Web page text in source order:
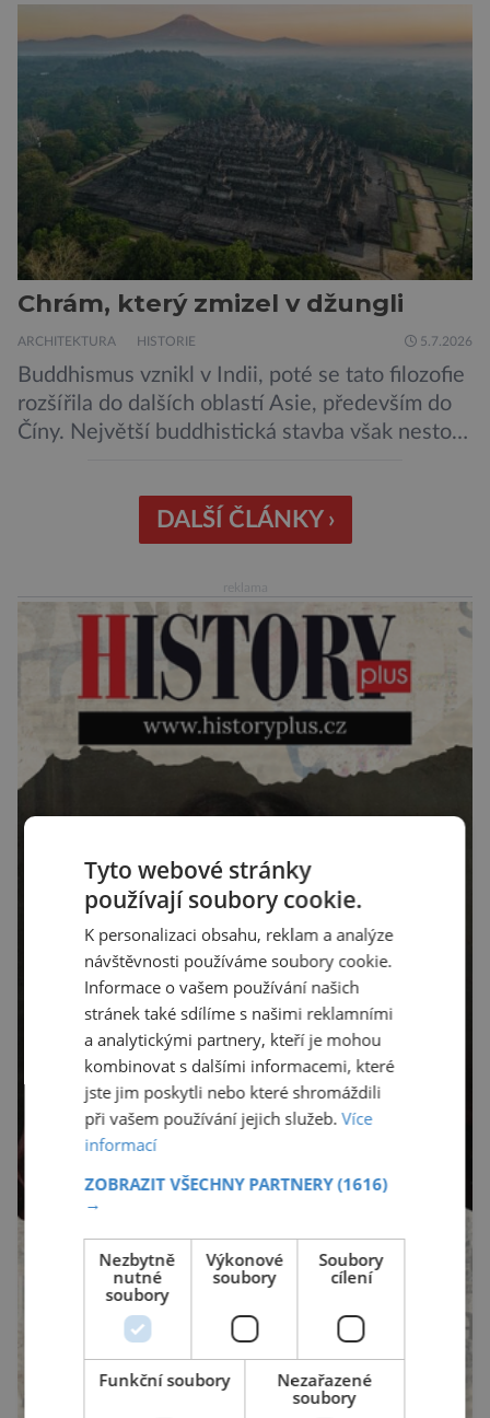
soudí z dalších, o dost mladších kruhových
mohyl, které se nacházejí v ose té starší. Na
archeologických pracích se podíleli experti ze
Západočeské univerzity v Plzni, […]
Chrám, který zmizel v džungli
ARCHITEKTURA HISTORIE 5.7.2026
Buddhismus vznikl v Indii, poté se tato filozofie
rozšířila do dalších oblastí Asie, především do
Číny. Největší buddhistická stavba však nestojí
ostrově, který patří Indonésii Velkolepý chrám
zvaný Borobudur vznikl někdy kolem roku 800.
DALŠÍ ČLÁNKY ›
Tyto webové stránky
používají soubory cookie.
K personalizaci obsahu, reklam a analýze
návštěvnosti používáme soubory cookie.
Informace o vašem používání našich
stránek také sdílíme s našimi reklamními
a analytickými partnery, kteří je mohou
kombinovat s dalšími informacemi, které
jste jim poskytli nebo které shromáždili
při vašem používání jejich služeb.Více
informací
ZOBRAZIT VŠECHNY PARTNERY(1616)
→
Nezbytně
nutné
soubory
Výkonové
soubory
Soubory
cílení
Funkční soubory
Nezařazené
soubory